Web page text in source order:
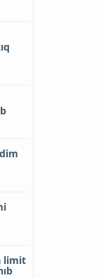
limit